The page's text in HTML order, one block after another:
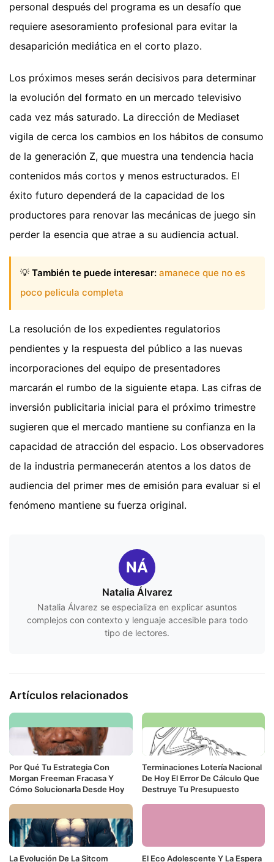
personal después del programa es un desafío que
requiere asesoramiento profesional para evitar la
desaparición mediática en el corto plazo.
Los próximos meses serán decisivos para determinar
la evolución del formato en un mercado televisivo
cada vez más saturado. La dirección de Mediaset
vigila de cerca los cambios en los hábitos de consumo
de la generación Z, que muestra una tendencia hacia
contenidos más cortos y menos estructurados. El
éxito futuro dependerá de la capacidad de los
productores para renovar las mecánicas de juego sin
perder la esencia que atrae a su audiencia actual.
💡 También te puede interesar: amanece que no es
poco pelicula completa
La resolución de los expedientes regulatorios
pendientes y la respuesta del público a las nuevas
incorporaciones del equipo de presentadores
marcarán el rumbo de la siguiente etapa. Las cifras de
inversión publicitaria inicial para el próximo trimestre
sugieren que el mercado mantiene su confianza en la
capacidad de atracción del espacio. Los observadores
de la industria permanecerán atentos a los datos de
audiencia del primer mes de emisión para evaluar si el
fenómeno mantiene su fuerza original.
NÁ
Natalia Álvarez
Natalia Álvarez se especializa en explicar asuntos
complejos con contexto y lenguaje accesible para todo
tipo de lectores.
Artículos relacionados
Por Qué Tu Estrategia Con
Morgan Freeman Fracasa Y
Cómo Solucionarla Desde Hoy
Terminaciones Lotería Nacional
De Hoy El Error De Cálculo Que
Destruye Tu Presupuesto
La Evolución De La Sitcom El Eco Adolescente Y La Espera